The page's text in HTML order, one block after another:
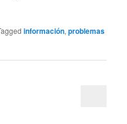
información,problemas